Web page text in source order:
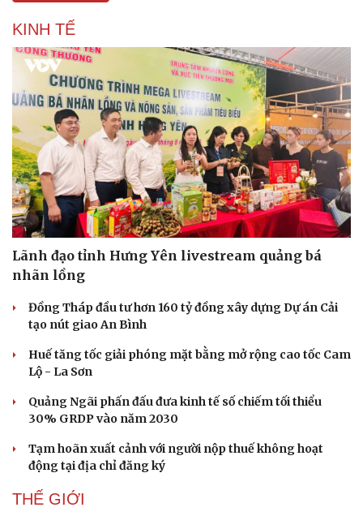
Bất động sản
Tỷ giá
KINH TẾ
Lãnh đạo tỉnh Hưng Yên livestream quảng bá
nhãn lồng
Đồng Tháp đầu tư hơn 160 tỷ đồng xây dựng Dự án Cải
tạo nút giao An Bình
Huế tăng tốc giải phóng mặt bằng mở rộng cao tốc Cam
Lộ - La Sơn
Quảng Ngãi phấn đấu đưa kinh tế số chiếm tối thiểu
30% GRDP vào năm 2030
Tạm hoãn xuất cảnh với người nộp thuế không hoạt
động tại địa chỉ đăng ký
THẾ GIỚI